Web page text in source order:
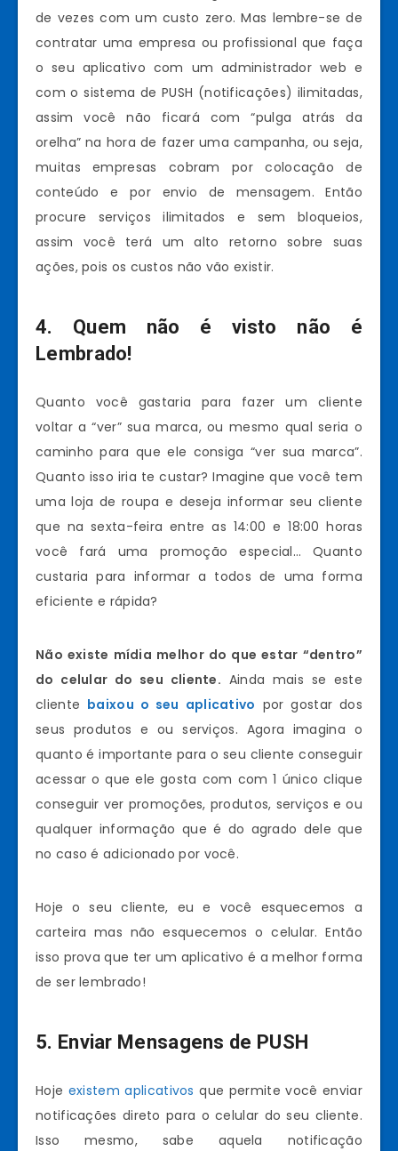
de vezes com um custo zero. Mas lembre-se de
contratar uma empresa ou profissional que faça
o seu aplicativo com um administrador web e
com o sistema de PUSH (notificações) ilimitadas,
assim você não ficará com “pulga atrás da
orelha” na hora de fazer uma campanha, ou seja,
muitas empresas cobram por colocação de
conteúdo e por envio de mensagem. Então
procure serviços ilimitados e sem bloqueios,
assim você terá um alto retorno sobre suas
ações, pois os custos não vão existir.
4. Quem não é visto não é
Lembrado!
Quanto você gastaria para fazer um cliente
voltar a “ver” sua marca, ou mesmo qual seria o
caminho para que ele consiga “ver sua marca”.
Quanto isso iria te custar? Imagine que você tem
uma loja de roupa e deseja informar seu cliente
que na sexta-feira entre as 14:00 e 18:00 horas
você fará uma promoção especial… Quanto
custaria para informar a todos de uma forma
eficiente e rápida?
Não existe mídia melhor do que estar “dentro”
do celular do seu cliente. Ainda mais se este
cliente baixou o seu aplicativo por gostar dos
seus produtos e ou serviços. Agora imagina o
quanto é importante para o seu cliente conseguir
acessar o que ele gosta com com 1 único clique
conseguir ver promoções, produtos, serviços e ou
qualquer informação que é do agrado dele que
no caso é adicionado por você.
Hoje o seu cliente, eu e você esquecemos a
carteira mas não esquecemos o celular. Então
isso prova que ter um aplicativo é a melhor forma
de ser lembrado!
5. Enviar Mensagens de PUSH
Hoje existem aplicativos que permite você enviar
notificações direto para o celular do seu cliente.
Isso mesmo, sabe aquela notificação